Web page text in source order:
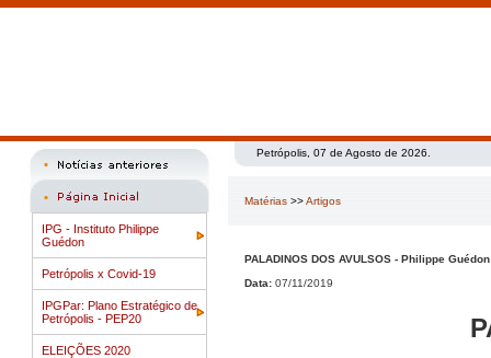
IPG - Instituto Philippe
Guédon
Petrópolis x Covid-19
IPGPar: Plano Estratégico de
Petrópolis - PEP20
ELEIÇÕES 2020
Petrópolis, 07 de Agosto de 2026.
Matérias >>Artigos
PALADINOS DOS AVULSOS - Philippe Guédon
Data: 07/11/2019